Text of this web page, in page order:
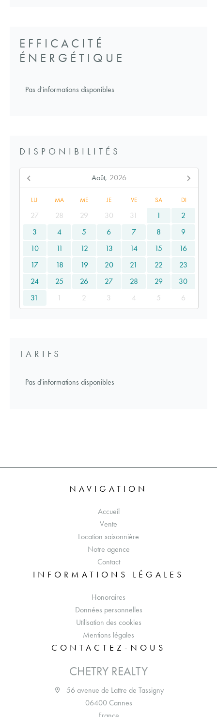
EFFICACITÉ
ÉNERGÉTIQUE
Pas d'informations disponibles
DISPONIBILITÉS
Août, 2026
LU MA ME JE VE SA DI
27 28 29 30 31 1
2
3
4 5 6 7 8
9
10
11 12 13 14 15
16
17
18 19 20 21 22
23
24
25 26 27 28 29
30
31
1 2 3 4 5 6
TARIFS
Pas d'informations disponibles
NAVIGATION
Accueil
Vente
Location saisonnière
Notre agence
Contact
INFORMATIONS LÉGALES
Honoraires
Données personnelles
Utilisation des cookies
Mentions légales
CONTACTEZ-NOUS
CHETRY REALTY
56 avenue de Lattre de Tassigny
06400 Cannes